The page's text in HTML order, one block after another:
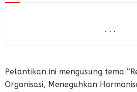
. . .
Pelantikan ini mengusung tema
Organisasi, Meneguhkan